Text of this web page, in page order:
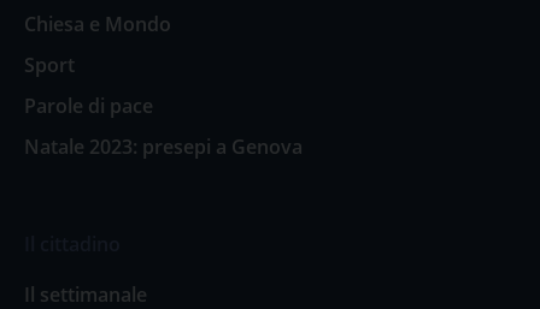
Chiesa e Mondo
Sport
Parole di pace
Natale 2023: presepi a Genova
Il settimanale